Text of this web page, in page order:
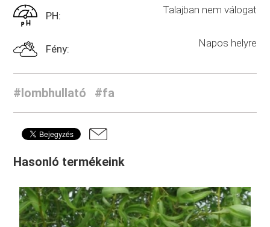
PH: Talajban nem válogat
Fény: Napos helyre
#lombhullató #fa
Hasonló termékeink